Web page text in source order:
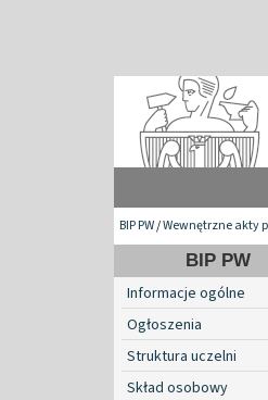
BIP PW/Wewnętrzne akty
BIP PW
Informacje ogólne
Ogłoszenia
Struktura uczelni
Skład osobowy